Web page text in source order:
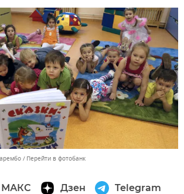
Перейти в фотобанк
МАКС Дзен Telegram